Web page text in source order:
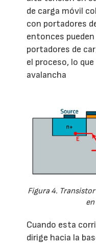
de carga móvil
con portadores
entonces
portadores de
el proceso, lo
avalancha
Figura 4.
en
Cuando esta
dirige hacia la